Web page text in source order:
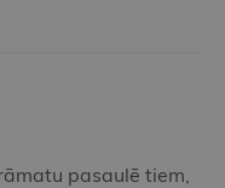
pasaulē tiem,